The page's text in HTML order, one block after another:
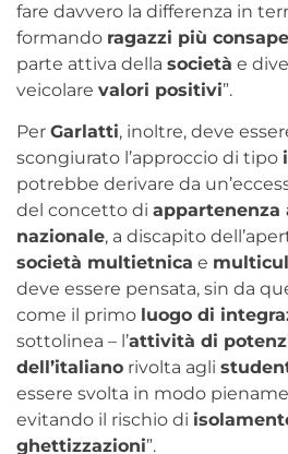
fare davvero la differenza in
formando ragazzi più
parte attiva della società e
veicolare valori positivi”.
Per Garlatti, inoltre, deve
scongiurato l’approccio di tipo
potrebbe derivare da
del concetto di appartenenza
nazionale, a discapito
società multietnica e
deve essere pensata, sin da
come il primo luogo di
sottolinea – l’attività di
dell’italiano rivolta agli
essere svolta in modo
evitando il rischio di
ghettizzazioni”.